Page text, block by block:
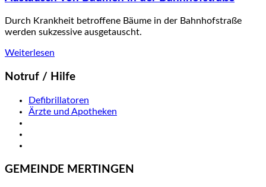
Durch Krankheit betroffene Bäume in der Bahnhofstraße
werden sukzessive ausgetauscht.
Weiterlesen
Notruf / Hilfe
Defibrillatoren
Ärzte und Apotheken
GEMEINDE MERTINGEN